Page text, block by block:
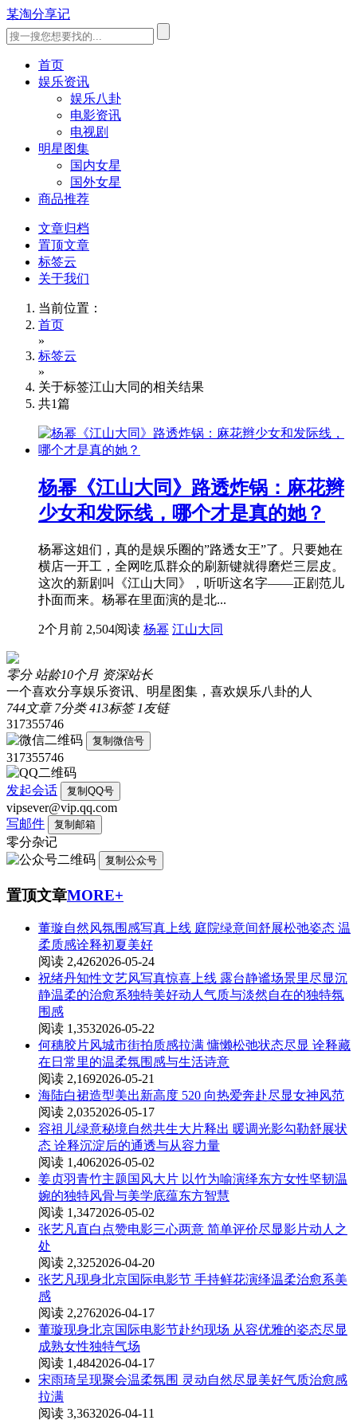
某淘分享记
首页
娱乐资讯
娱乐八卦
电影资讯
电视剧
明星图集
国内女星
国外女星
商品推荐
文章归档
置顶文章
标签云
关于我们
当前位置：
首页
»
标签云
»
关于标签江山大同 的相关结果
共1篇
杨幂《江山大同》路透炸锅：麻花辫
少女和发际线，哪个才是真的她？
杨幂这姐们，真的是娱乐圈的”路透女王”了。只要她在
横店一开工，全网吃瓜群众的刷新键就得磨烂三层皮。
这次的新剧叫《江山大同》，听听这名字——正剧范儿
扑面而来。杨幂在里面演的是北...
2个月前 2,504阅读 杨幂 江山大同
零分 站龄10个月 资深站长
一个喜欢分享娱乐资讯、明星图集，喜欢娱乐八卦的人
744文章 7分类 413标签 1友链
317355746
复制微信号
317355746
发起会话 复制QQ号
vipsever@vip.qq.com
写邮件
复制邮箱
零分杂记
复制公众号
置顶文章MORE+
董璇自然风氛围感写真上线 庭院绿意间舒展松弛姿态 温
柔质感诠释初夏美好
阅读 2,4262026-05-24
祝绪丹知性文艺风写真惊喜上线 露台静谧场景里尽显沉
静温柔的治愈系独特美好动人气质与淡然自在的独特氛
围感
阅读 1,3532026-05-22
何穗胶片风城市街拍质感拉满 慵懒松弛状态尽显 诠释藏
在日常里的温柔氛围感与生活诗意
阅读 2,1692026-05-21
海陆白裙造型美出新高度 520 向热爱奔赴尽显女神风范
阅读 2,0352026-05-17
容祖儿绿意秘境自然共生大片释出 暖调光影勾勒舒展状
态 诠释沉淀后的通透与从容力量
阅读 1,4062026-05-02
姜贞羽青竹主题国风大片 以竹为喻演绎东方女性坚韧温
婉的独特风骨与美学底蕴东方智慧
阅读 1,3472026-05-02
张艺凡直白点赞电影三心两意 简单评价尽显影片动人之
处
阅读 2,3252026-04-20
张艺凡现身北京国际电影节 手持鲜花演绎温柔治愈系美
感
阅读 2,2762026-04-17
董璇现身北京国际电影节赴约现场 从容优雅的姿态尽显
成熟女性独特气场
阅读 1,4842026-04-17
宋雨琦呈现聚会温柔氛围 灵动自然尽显美好气质治愈感
拉满
阅读 3,3632026-04-11